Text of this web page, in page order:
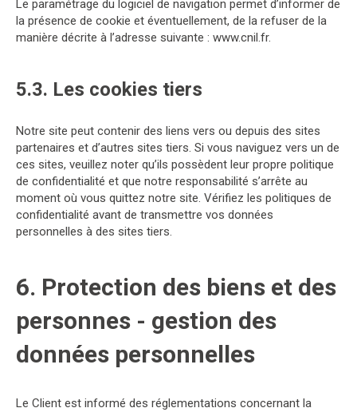
Le paramétrage du logiciel de navigation permet d’informer de
la présence de cookie et éventuellement, de la refuser de la
manière décrite à l’adresse suivante : www.cnil.fr.
5.3. Les cookies tiers
Notre site peut contenir des liens vers ou depuis des sites
partenaires et d’autres sites tiers. Si vous naviguez vers un de
ces sites, veuillez noter qu’ils possèdent leur propre politique
de confidentialité et que notre responsabilité s’arrête au
moment où vous quittez notre site. Vérifiez les politiques de
confidentialité avant de transmettre vos données
personnelles à des sites tiers.
6. Protection des biens et des
personnes - gestion des
données personnelles
Le Client est informé des réglementations concernant la